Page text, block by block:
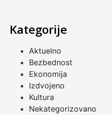
Kategorije
Aktuelno
Bezbednost
Ekonomija
Izdvojeno
Kultura
Nekategorizovano